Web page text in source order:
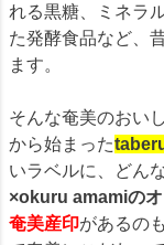
れる黒糖、ミネラ
た発酵食品など、
ます。
そんな奄美のおい
から始まった
いラベルに、どん
×okuru amamiの
奄美産印があるの